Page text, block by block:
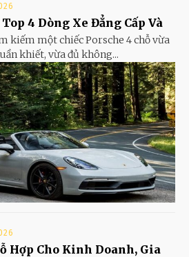
4 Dòng Xe Đẳng Cấp Và
kiếm một chiếc Porsche 4 chỗ vừa
khiết, vừa đủ không...
Hợp Cho Kinh Doanh, Gia